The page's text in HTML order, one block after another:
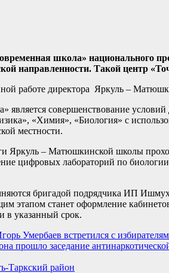
школа» национального
направленности. Такой центр
работе директора Яркуль –
является совершенствование
«Химия», «Биология» с
местности.
Яркуль – Матюшкинской школы
цифровых лабораторий по
бригадой подрядчика ИП
этапом станет оформление
в указанный срок.
Умербаев встретился с
прошло заседание
Таркский район